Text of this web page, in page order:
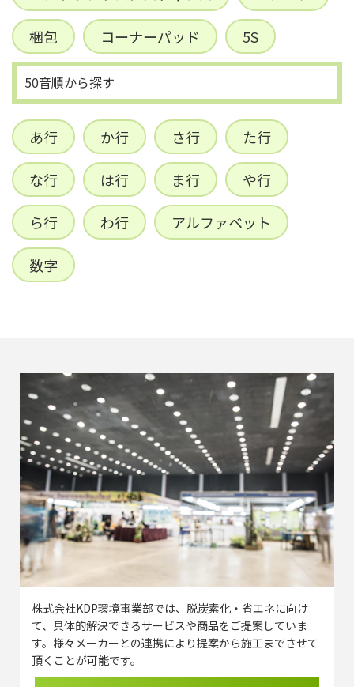
梱包 コーナーパッド 5S
50音順から探す
あ行 か行 さ行 た行
な行 は行 ま行 や行
ら行 わ行 アルファベット
数字
株式会社KDP環境事業部では、脱炭素化・省エネに向け
て、具体的解決できるサービスや商品をご提案していま
す。様々メーカーとの連携により提案から施工までさせて
頂くことが可能です。